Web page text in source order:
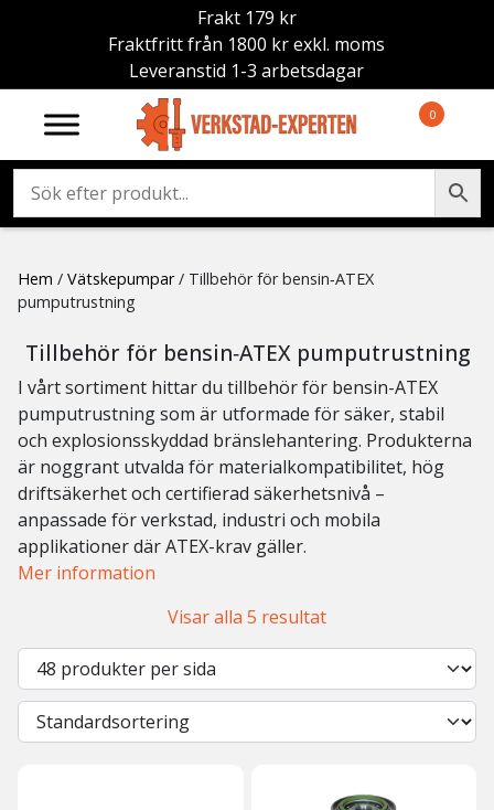
Frakt 179 kr
Fraktfritt från 1800 kr exkl. moms
Leveranstid 1-3 arbetsdagar
0
Hem / Vätskepumpar/ Tillbehör för bensin‑ATEX
pumputrustning
Tillbehör för bensin‑ATEX pumputrustning
I vårt sortiment hittar du tillbehör för bensin-ATEX
pumputrustning som är utformade för säker, stabil
och explosionsskyddad bränslehantering. Produkterna
är noggrant utvalda för materialkompatibilitet, hög
driftsäkerhet och certifierad säkerhetsnivå –
anpassade för verkstad, industri och mobila
applikationer där ATEX-krav gäller.
Mer information
Visar alla 5 resultat